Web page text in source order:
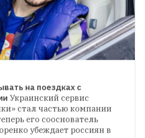
сервис для поиска
попутчиков Boombilla
Boombilla также можно будет
в городе или компанию для
Как новые сервисы
Несмотря на кризис,
потребления
темпами. Как компании
на поездках с
Украинский сервис
стал частью компании
его сооснователь
убеждает россиян в